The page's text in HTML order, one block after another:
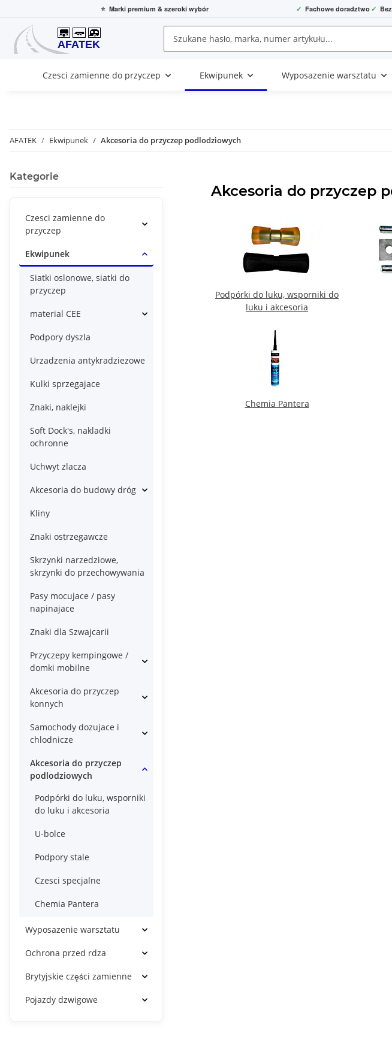
⭐ Marki premium & szeroki wybór ✓ Fachowe doradztwo ✓
Czesci zamienne do przyczep Ekwipunek Wyposazenie warsztatu
AFATEK Ekwipunek Akcesoria do przyczep podlodziowych
Akcesoria do przyczep
Podpórki do luku, wsporniki do
luku i akcesoria
Chemia Pantera
Kategorie
Czesci zamienne do
przyczep
Ekwipunek
Siatki oslonowe, siatki do
przyczep
material CEE
Podpory dyszla
Urzadzenia antykradziezowe
Kulki sprzegajace
Znaki, naklejki
Soft Dock's, nakladki
ochronne
Uchwyt zlacza
Akcesoria do budowy dróg
Kliny
Znaki ostrzegawcze
Skrzynki narzedziowe,
skrzynki do przechowywania
Pasy mocujace / pasy
napinajace
Znaki dla Szwajcarii
Przyczepy kempingowe /
domki mobilne
Akcesoria do przyczep
konnych
Samochody dozujace i
chlodnicze
Akcesoria do przyczep
podlodziowych
Podpórki do luku, wsporniki
do luku i akcesoria
U-bolce
Podpory stale
Czesci specjalne
Chemia Pantera
Wyposazenie warsztatu
Ochrona przed rdza
Brytyjskie części zamienne
Pojazdy dzwigowe